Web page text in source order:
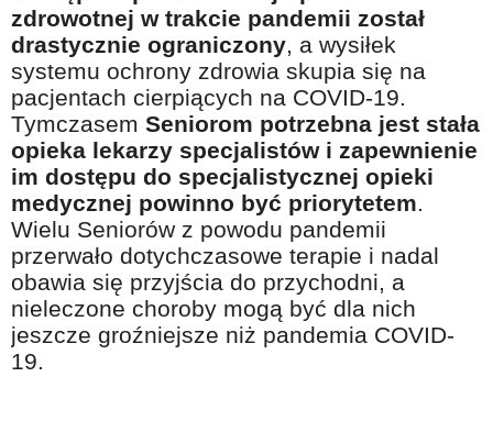
Na wesoło
Hobby i pasje
Żyj aktywnie
60plus - najcenniejsi klienci
Dobra opieka
Warto naśladować
Coś dla ducha
Smacznie i zdrowo
O finansach i społeczeństwie - edukacja nie tylko dla 60plus
Ciekawe książki
zdrowotnej w trakcie pandemii został
drastycznie ograniczony, a wysiłek
systemu ochrony zdrowia skupia się na
pacjentach cierpiących na COVID-19.
Tymczasem Seniorom potrzebna jest stała
opieka lekarzy specjalistów i zapewnienie
im dostępu do specjalistycznej opieki
medycznej powinno być priorytetem.
Wielu Seniorów z powodu pandemii
przerwało dotychczasowe terapie i nadal
obawia się przyjścia do przychodni, a
nieleczone choroby mogą być dla nich
jeszcze groźniejsze niż pandemia COVID-
19.